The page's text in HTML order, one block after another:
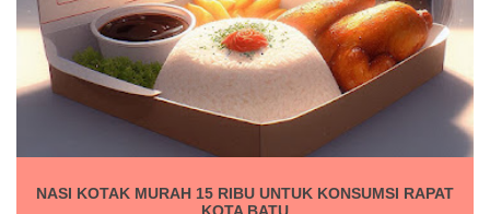
NASI KOTAK MURAH 15 RIBU UNTUK KONSUMSI RAPAT
KOTA BATU